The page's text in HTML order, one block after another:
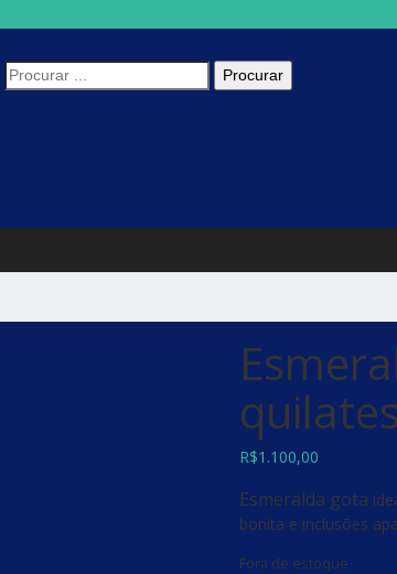
quilates
R$1.100,00
Esmeralda gota
bonita e inclusões
Fora de estoque